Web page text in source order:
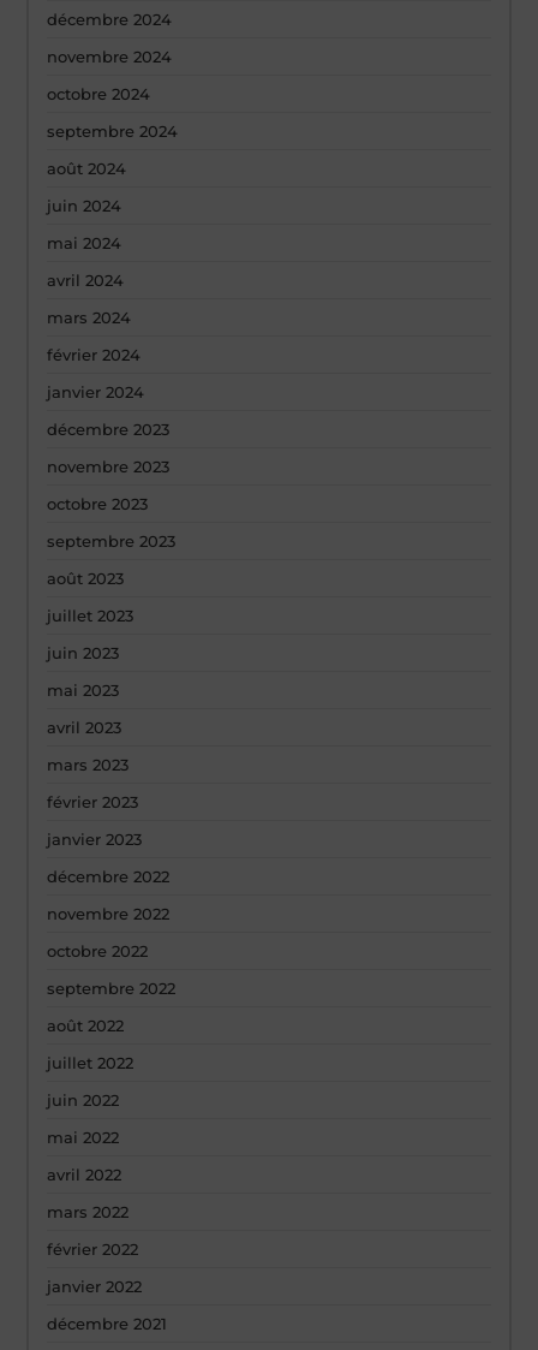
décembre 2024
novembre 2024
octobre 2024
septembre 2024
août 2024
juin 2024
mai 2024
avril 2024
mars 2024
février 2024
janvier 2024
décembre 2023
novembre 2023
octobre 2023
septembre 2023
août 2023
juillet 2023
juin 2023
mai 2023
avril 2023
mars 2023
février 2023
janvier 2023
décembre 2022
novembre 2022
octobre 2022
septembre 2022
août 2022
juillet 2022
juin 2022
mai 2022
avril 2022
mars 2022
février 2022
janvier 2022
décembre 2021